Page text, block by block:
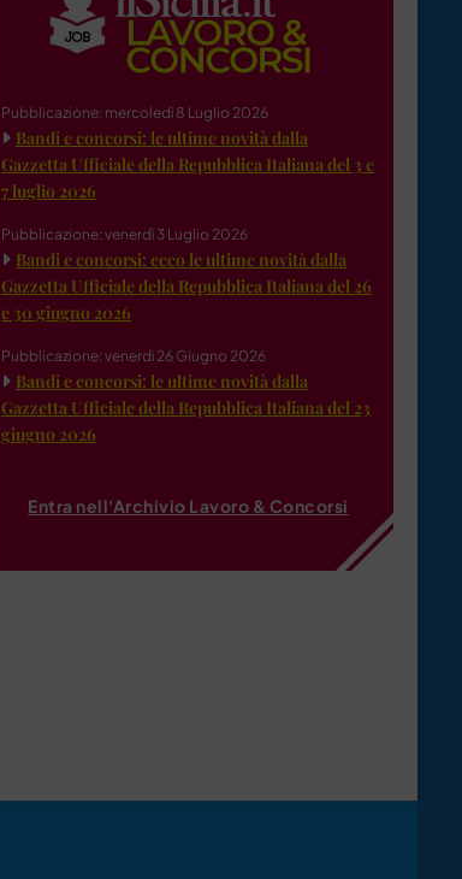
Pubblicazione: mercoledì 8 Luglio 2026
Bandi e concorsi: le ultime novità dalla
Gazzetta Ufficiale della Repubblica Italiana del 3 e
7 luglio 2026
Pubblicazione: venerdì 3 Luglio 2026
Bandi e concorsi: ecco le ultime novità dalla
Gazzetta Ufficiale della Repubblica Italiana del 26
e 30 giugno 2026
Pubblicazione: venerdì 26 Giugno 2026
Bandi e concorsi: le ultime novità dalla
Gazzetta Ufficiale della Repubblica Italiana del 23
giugno 2026
Entra nell'Archivio Lavoro & Concorsi